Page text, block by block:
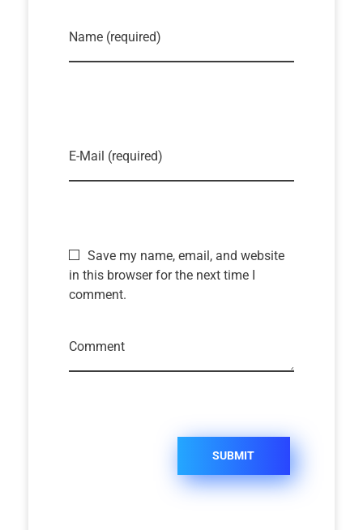
Name (required)
E-Mail (required)
Save my name, email, and website
in this browser for the next time I
comment.
Comment